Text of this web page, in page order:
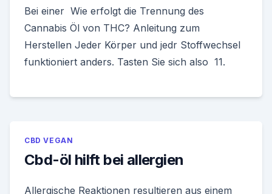
Bei einer Wie erfolgt die Trennung des
Cannabis Öl von THC? Anleitung zum
Herstellen Jeder Körper und jedr Stoffwechsel
funktioniert anders. Tasten Sie sich also 11.
CBD VEGAN
Cbd-öl hilft bei allergien
Allergische Reaktionen resultieren aus einem